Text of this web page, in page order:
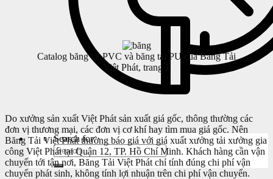
Search for:
Catalog băng tải PVC và băng tải PU của Băng Tải
Việt Phát, trang 1
Do xưởng sản xuất Việt Phát sản xuất giá gốc, thông thường các
đơn vị thương mại, các đơn vị cơ khí hay tìm mua giá gốc. Nên
Băng Tải Việt Phát thường báo giá với giá xuất xưởng tải xưởng gia
công Việt Phát tại Quận 12, TP. Hồ Chí Minh. Khách hàng cần vận
chuyển tới tận nơi, Băng Tải Việt Phát chỉ tính đúng chi phí vận
chuyển phát sinh, không tính lợi nhuận trên chi phí vận chuyển.